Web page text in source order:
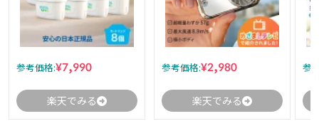
参考価格:¥7,990
楽天でみる
参考価格:¥2,980
楽天でみる
参